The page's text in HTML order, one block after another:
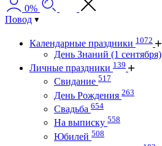
0%
Повод
Календарные праздники 1072
День Знаний (1 сентября)
Личные праздники 139
Свидание 517
День Рождения 263
Свадьба 654
На выписку 558
Юбилей 508